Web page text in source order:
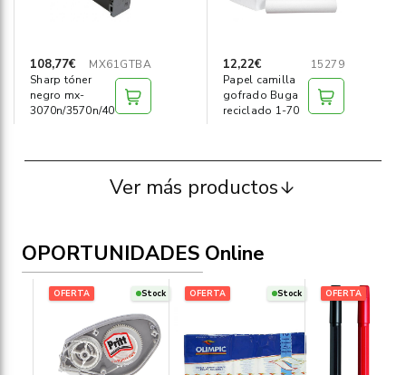
108,77€
MX61GTBA
Sharp tóner
negro mx-
3070n/3570n/4070n
12,22€
15279
Papel camilla
gofrado Buga
reciclado 1-70
Ver más productos
OPORTUNIDADES Online
OFERTA Stock OFERTA Stock OFERTA